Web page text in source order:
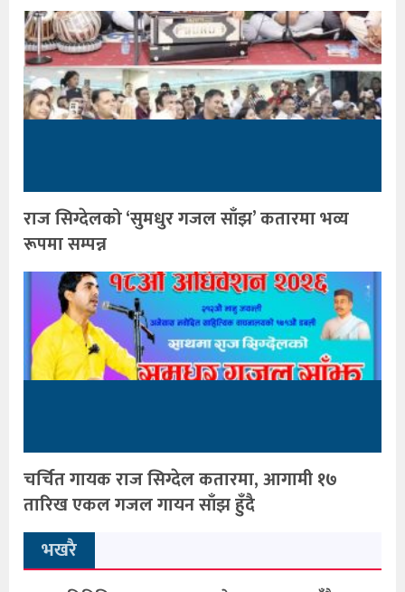
राज सिग्देलको ‘सुमधुर गजल साँझ’ कतारमा भव्य
रूपमा सम्पन्न
चर्चित गायक राज सिग्देल कतारमा, आगामी १७
तारिख एकल गजल गायन साँझ हुँदै
भखरै